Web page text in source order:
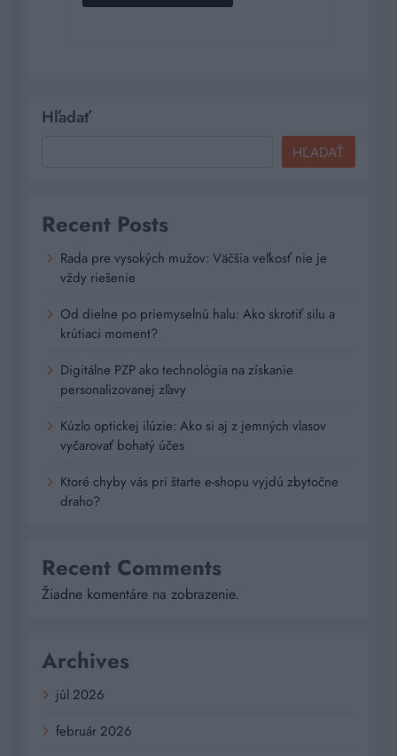
Hľadať
HĽADAŤ
Recent Posts
Rada pre vysokých mužov: Väčšia veľkosť nie je
vždy riešenie
Od dielne po priemyselnú halu: Ako skrotiť silu a
krútiaci moment?
Digitálne PZP ako technológia na získanie
personalizovanej zľavy
Kúzlo optickej ilúzie: Ako si aj z jemných vlasov
vyčarovať bohatý účes
Ktoré chyby vás pri štarte e-shopu vyjdú zbytočne
draho?
Recent Comments
Žiadne komentáre na zobrazenie.
Archives
júl 2026
február 2026